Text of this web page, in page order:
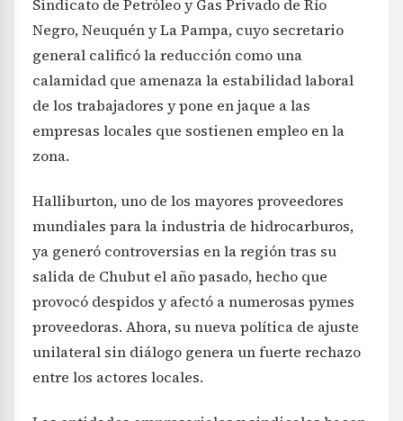
Sindicato de Petróleo y Gas Privado de Río
Negro, Neuquén y La Pampa, cuyo secretario
general calificó la reducción como una
calamidad que amenaza la estabilidad laboral
de los trabajadores y pone en jaque a las
empresas locales que sostienen empleo en la
zona.
Halliburton, uno de los mayores proveedores
mundiales para la industria de hidrocarburos,
ya generó controversias en la región tras su
salida de Chubut el año pasado, hecho que
provocó despidos y afectó a numerosas pymes
proveedoras. Ahora, su nueva política de ajuste
unilateral sin diálogo genera un fuerte rechazo
entre los actores locales.